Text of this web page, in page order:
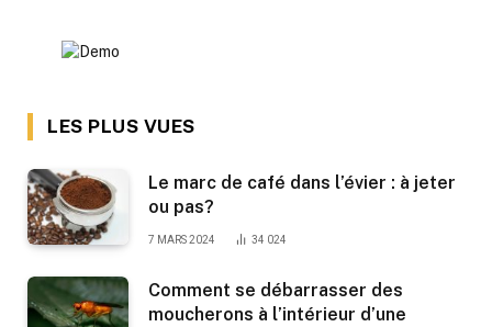
LES PLUS VUES
Le marc de café dans l’évier : à jeter
ou pas?
7 MARS 2024 34 024
Comment se débarrasser des
moucherons à l’intérieur d’une